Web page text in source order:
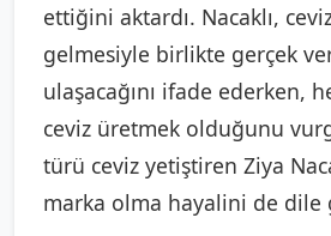
ettiğini aktardı. Nacaklı,
gelmesiyle birlikte gerçek
ulaşacağını ifade ederken,
ceviz üretmek olduğunu
türü ceviz yetiştiren Ziya
marka olma hayalini de dile